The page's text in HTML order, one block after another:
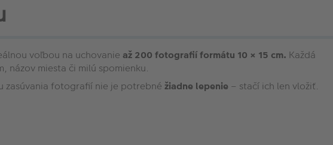
voľbou na uchovanie až 200 fotografií formátu 10 × 15 cm. Každá
názov miesta či milú spomienku.
zasúvania fotografií nie je potrebné žiadne lepenie – stačí ich len vložiť.